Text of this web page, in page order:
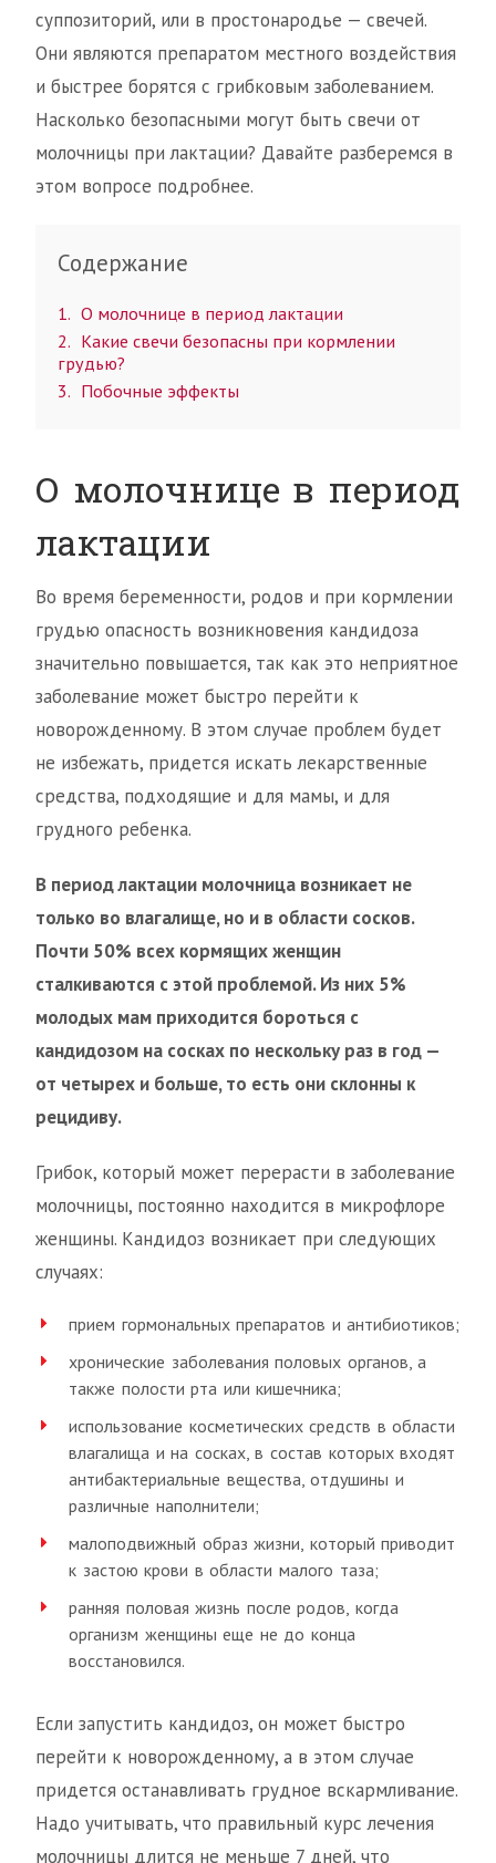
суппозиторий, или в простонародье — свечей.
Они являются препаратом местного воздействия
и быстрее борятся с грибковым заболеванием.
Насколько безопасными могут быть свечи от
молочницы при лактации? Давайте разберемся в
этом вопросе подробнее.
Содержание
1
О молочнице в период лактации
2
Какие свечи безопасны при кормлении
грудью?
3
Побочные эффекты
О молочнице в период
лактации
Во время беременности, родов и при кормлении
грудью опасность возникновения кандидоза
значительно повышается, так как это неприятное
заболевание может быстро перейти к
новорожденному. В этом случае проблем будет
не избежать, придется искать лекарственные
средства, подходящие и для мамы, и для
грудного ребенка.
В период лактации молочница возникает не
только во влагалище, но и в области сосков.
Почти 50% всех кормящих женщин
сталкиваются с этой проблемой. Из них 5%
молодых мам приходится бороться с
кандидозом на сосках по нескольку раз в год —
от четырех и больше, то есть они склонны к
рецидиву.
Грибок, который может перерасти в заболевание
молочницы, постоянно находится в микрофлоре
женщины. Кандидоз возникает при следующих
случаях:
прием гормональных препаратов и антибиотиков;
хронические заболевания половых органов, а
также полости рта или кишечника;
использование косметических средств в области
влагалища и на сосках, в состав которых входят
антибактериальные вещества, отдушины и
различные наполнители;
малоподвижный образ жизни, который приводит
к застою крови в области малого таза;
ранняя половая жизнь после родов, когда
организм женщины еще не до конца
восстановился.
Если запустить кандидоз, он может быстро
перейти к новорожденному, а в этом случае
придется останавливать грудное вскармливание.
Надо учитывать, что правильный курс лечения
молочницы длится не меньше 7 дней, что